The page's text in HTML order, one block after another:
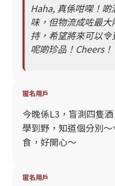
Haha, 真係咁㗎！
味，但物流成咗最
持，希望將來可以
呢啲珍品！Cheers！
匿名用戶
今晚係L3，盲測四隻
學到野，知道個分別
食，好開心～
匿名用戶